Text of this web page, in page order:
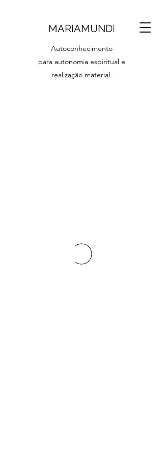
MARIAMUNDI
Autoconhecimento
para autonomia espiritual e
realização material.